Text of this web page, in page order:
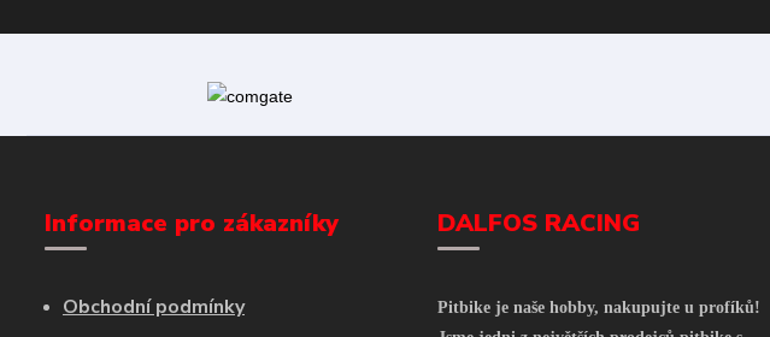
Informace pro zákazníky
Obchodní podmínky
DALFOS RACING
Pitbike je naše hobby, nakupujte u profíků!